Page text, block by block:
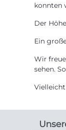
konnten
Der
Ein
Wir
sehen.